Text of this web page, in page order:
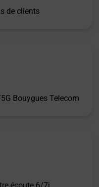
de clients
Bouygues Telecom